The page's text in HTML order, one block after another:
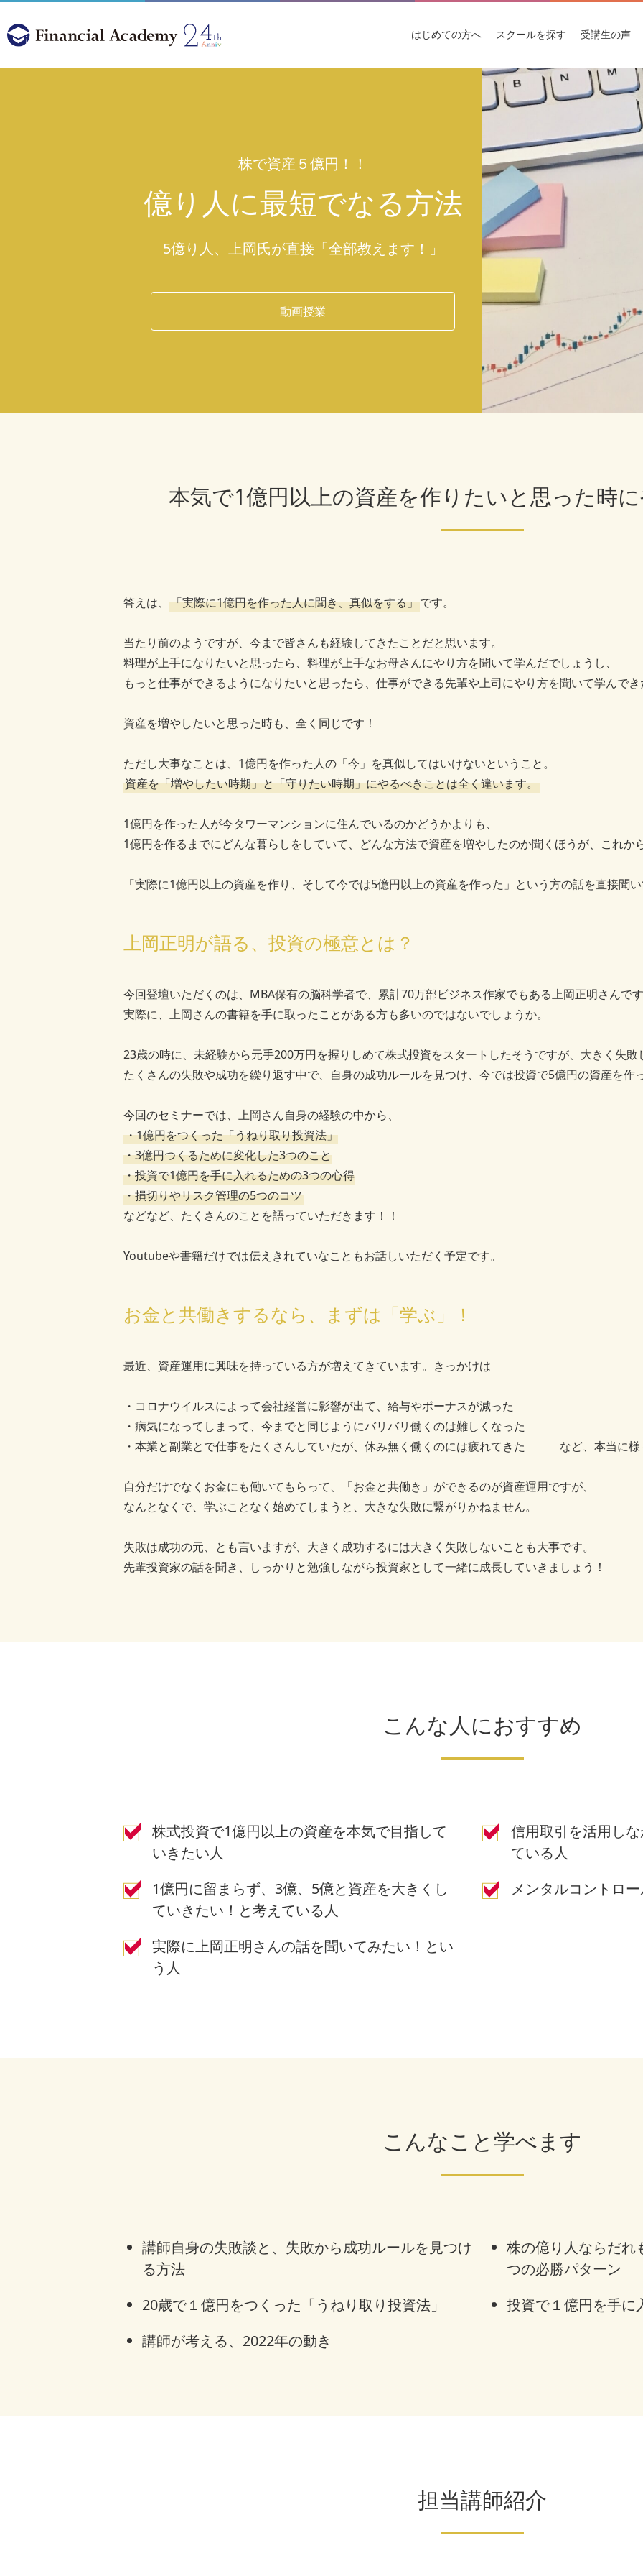
はじめての方へ スクールを探す 受講生の声
株で資産５億円！！
億り人に最短でなる方法
5億り人、上岡氏が直接「全部教えます！」
動画授業
本気で1億円以上の資産を作りたいと思った時に
答えは、 「実際に1億円を作った人に聞き、真似をする」です。
当たり前のようですが、今まで皆さんも経験してきたことだと思います。
料理が上手になりたいと思ったら、料理が上手なお母さんにやり方を聞いて学んだでしょうし、
もっと仕事ができるようになりたいと思ったら、仕事ができる先輩や上司にやり方を聞いて学んで
資産を増やしたいと思った時も、全く同じです！
ただし大事なことは、1億円を作った人の「今」を真似してはいけないということ。
資産を「増やしたい時期」と「守りたい時期」にやるべきことは全く違います。
1億円を作った人が今タワーマンションに住んでいるのかどうかよりも、
1億円を作るまでにどんな暮らしをしていて、どんな方法で資産を増やしたのか聞くほうが、これか
「実際に1億円以上の資産を作り、そして今では5億円以上の資産を作った」という方の話を直接聞
上岡正明が語る、投資の極意とは？
今回登壇いただくのは、MBA保有の脳科学者で、累計70万部ビジネス作家でもある上岡正明さんで
実際に、上岡さんの書籍を手に取ったことがある方も多いのではないでしょうか。
23歳の時に、未経験から元手200万円を握りしめて株式投資をスタートしたそうですが、大きく失
たくさんの失敗や成功を繰り返す中で、自身の成功ルールを見つけ、今では投資で5億円の資産を作
今回のセミナーでは、上岡さん自身の経験の中から、
・1億円をつくった「うねり取り投資法」
・3億円つくるために変化した3つのこと
・投資で1億円を手に入れるための3つの心得
・損切りやリスク管理の5つのコツ
などなど、たくさんのことを語っていただきます！！
Youtubeや書籍だけでは伝えきれていなこともお話しいただく予定です。
お金と共働きするなら、まずは「学ぶ」！
最近、資産運用に興味を持っている方が増えてきています。きっかけは
・コロナウイルスによって会社経営に影響が出て、給与やボーナスが減った
・病気になってしまって、今までと同じようにバリバリ働くのは難しくなった
・本業と副業とで仕事をたくさんしていたが、休み無く働くのには疲れてきた など、本当に様
自分だけでなくお金にも働いてもらって、「お金と共働き」ができるのが資産運用ですが、
なんとなくで、学ぶことなく始めてしまうと、大きな失敗に繋がりかねません。
失敗は成功の元、とも言いますが、大きく成功するには大きく失敗しないことも大事です。
先輩投資家の話を聞き、しっかりと勉強しながら投資家として一緒に成長していきましょう！
こんな人におすすめ
株式投資で1億円以上の資産を本気で目指して
いきたい人
1億円に留まらず、3億、5億と資産を大きくし
ていきたい！と考えている人
実際に上岡正明さんの話を聞いてみたい！とい
う人
信用取引を活用し
ている人
メンタルコントロ
こんなこと学べます
講師自身の失敗談と、失敗から成功ルールを見つけ
る方法
20歳で１億円をつくった「うねり取り投資法」
講師が考える、2022年の動き
株の億り人ならだれ
つの必勝パターン
投資で１億円を手に
担当講師紹介